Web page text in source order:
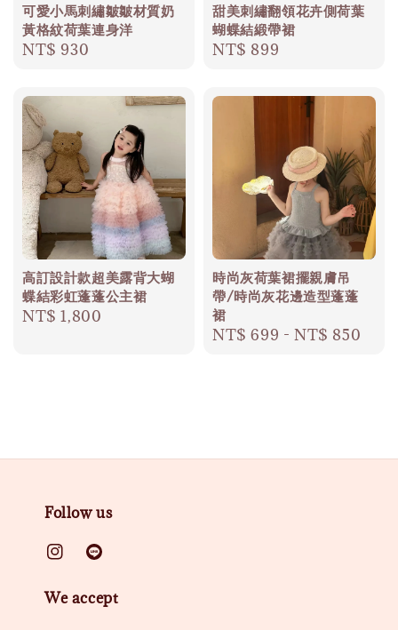
可愛小馬刺繡皺皺材質奶
黃格紋荷葉連身洋
Regular
NT$ 930
甜美刺繡翻領花卉側荷葉
蝴蝶結緞帶裙
Regular
NT$ 899
高訂設計款超美露背大蝴
蝶結彩虹蓬蓬公主裙
Regular
NT$ 1,800
時尚灰荷葉裙擺親膚吊
帶/時尚灰花邊造型蓬蓬
裙
Regular
NT$ 699 -NT$ 850
Follow us
We accept